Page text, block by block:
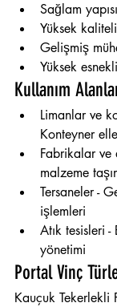
Sağlam
Yüksek
Gelişmiş
Yüksek
Kullanım
Limanlar ve
Konteyner
Fabrikalar ve
malzeme
Tersaneler -
işlemleri
Atık tesisleri
yönetimi
Portal Vinç
Kauçuk Tekerlekli